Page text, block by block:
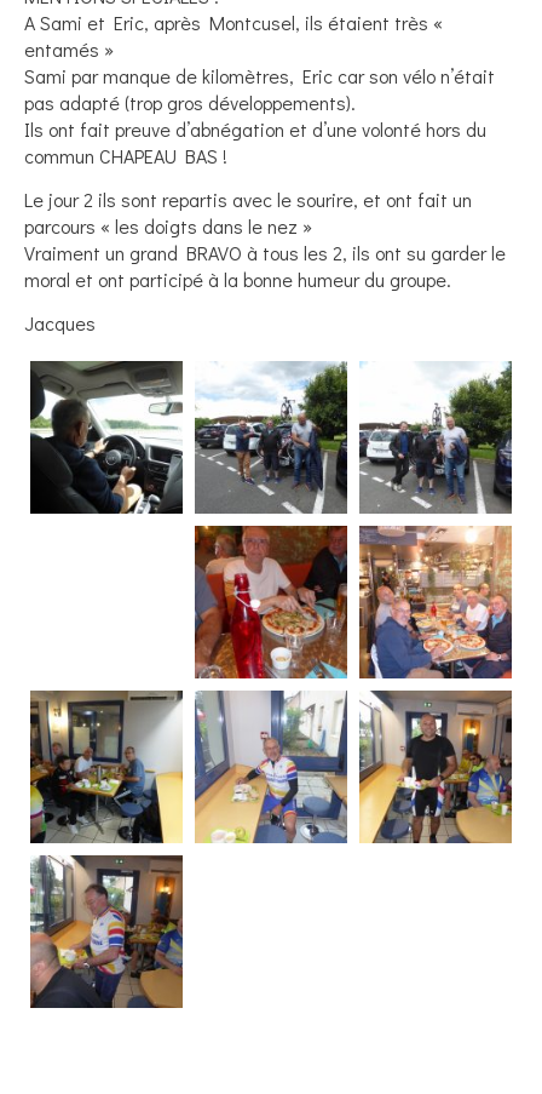
A Sami et Eric, après Montcusel, ils étaient très «
entamés »
Sami par manque de kilomètres, Eric car son vélo n’était
pas adapté (trop gros développements).
Ils ont fait preuve d’abnégation et d’une volonté hors du
commun CHAPEAU BAS !
Le jour 2 ils sont repartis avec le sourire, et ont fait un
parcours « les doigts dans le nez »
Vraiment un grand BRAVO à tous les 2, ils ont su garder le
moral et ont participé à la bonne humeur du groupe.
Jacques